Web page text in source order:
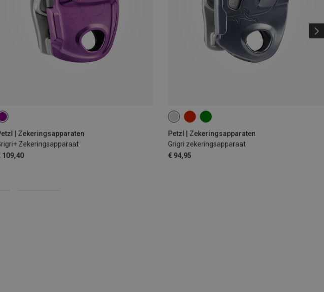
| Zekeringsapparaten
Zekeringsapparaat
109,40
Petzl | Zekeringsapparaten
Grigri zekeringsapparaat
€ 94,95